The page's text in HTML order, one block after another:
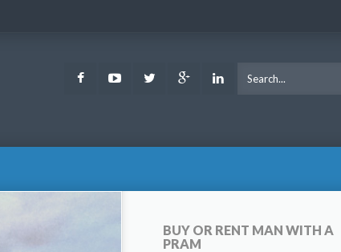
FacebookYoutubeTwitter Google LinkedIn
BUY OR RENT MAN WITH A
PRAM